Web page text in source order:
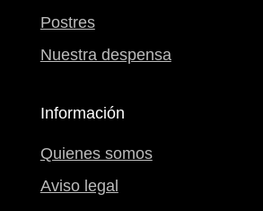
Postres
Nuestra despensa
Información
Quienes somos
Aviso legal